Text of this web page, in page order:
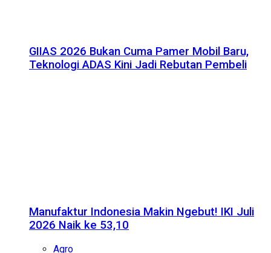
GIIAS 2026 Bukan Cuma Pamer Mobil Baru,
Teknologi ADAS Kini Jadi Rebutan Pembeli
Manufaktur Indonesia Makin Ngebut! IKI Juli
2026 Naik ke 53,10
Agro